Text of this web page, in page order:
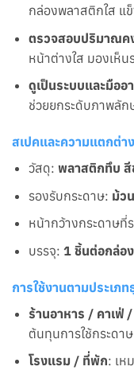
กล่องพลาสติกใส แ
ตรวจสอบปริมาณค
หน้าต่างใส มองเห็น
ดูเป็นระบบและมืออ
ช่วยยกระดับภาพลั
สเปคและความแตกต่า
วัสดุ: พลาสติกทึบ สี
รองรับกระดาษ: ม้ว
หน้ากว้างกระดาษที่
บรรจุ: 1 ชิ้นต่อกล่อง
การใช้งานตามประเภท
ร้านอาหาร / คาเฟ่
ต้นทุนการใช้กระดาษ
โรงแรม / ที่พัก: เห